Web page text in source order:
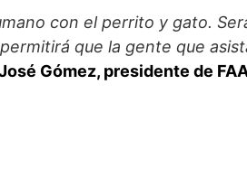
con el perrito y gato.
que la gente que
Gómez, presidente de